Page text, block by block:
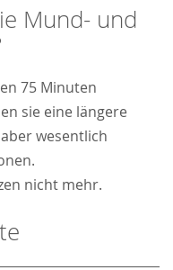
Mund- und
75 Minuten
sie eine längere
wesentlich
nicht mehr.